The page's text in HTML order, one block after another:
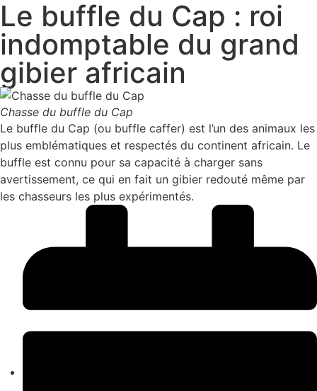
Le buffle du Cap : roi
indomptable du grand
gibier africain
Chasse du buffle du Cap
Le buffle du Cap (ou buffle caffer) est l’un des animaux les
plus emblématiques et respectés du continent africain. Le
buffle est connu pour sa capacité à charger sans
avertissement, ce qui en fait un gibier redouté même par
les chasseurs les plus expérimentés.